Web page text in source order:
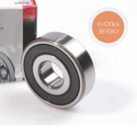
КНОПКА
ЗВ'ЯЗКУ